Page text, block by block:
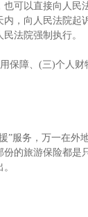
可以直接向人民
，向人民法院起
法院强制执行。
保障、(三)个人财
服务，万一在外
的旅游保险都是